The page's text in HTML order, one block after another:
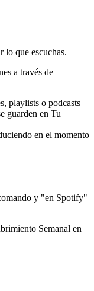
lo que escuchas.
a través de
playlists o podcasts
guarden en Tu
en el momento
y "en Spotify"
Semanal en